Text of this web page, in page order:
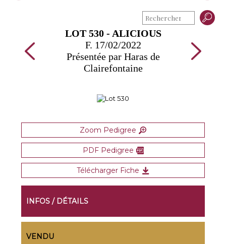
LOT 530 - ALICIOUS
F. 17/02/2022
Présentée par Haras de
Clairefontaine
Zoom Pedigree
PDF Pedigree
Télécharger Fiche
INFOS / DÉTAILS
VENDU